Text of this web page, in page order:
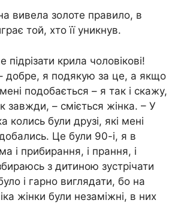
вивела золоте правило, в
той, хто її уникнув.
підрізати крила чоловікові!
добре, я подякую за це, а якщо
подобається – я так і скажу,
завжди, – сміється жінка. – У
колись були друзі, які мені
Це були 90-і, я в
і прибирання, і прання, і
з дитиною зустрічати
і гарно виглядати, бо на
жінки були незаміжні, в них